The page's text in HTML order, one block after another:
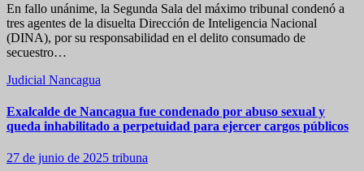
En fallo unánime, la Segunda Sala del máximo tribunal condenó a
tres agentes de la disuelta Dirección de Inteligencia Nacional
(DINA), por su responsabilidad en el delito consumado de
secuestro…
Judicial Nancagua
Exalcalde de Nancagua fue condenado por abuso sexual y
queda inhabilitado a perpetuidad para ejercer cargos públicos
27 de junio de 2025 tribuna